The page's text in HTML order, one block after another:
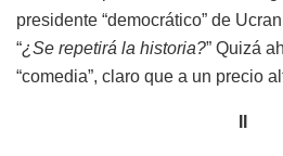
presidente “democrático” de
“¿Se repetirá la historia?” Quizá
“comedia”, claro que a un precio